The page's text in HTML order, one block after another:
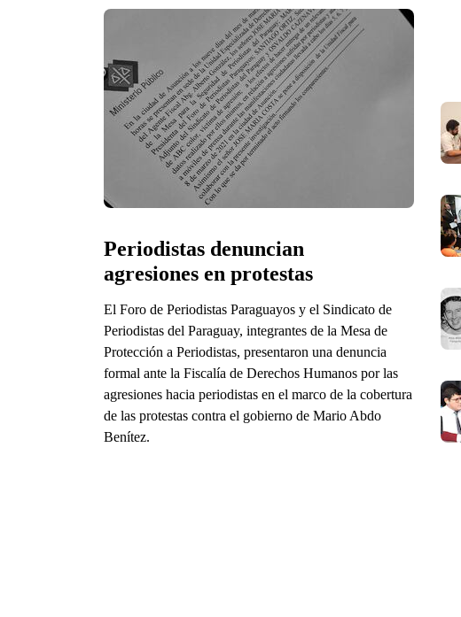
Periodistas denuncian
agresiones en protestas
El Foro de Periodistas Paraguayos y el Sindicato de
Periodistas del Paraguay, integrantes de la Mesa de
Protección a Periodistas, presentaron una denuncia
formal ante la Fiscalía de Derechos Humanos por las
agresiones hacia periodistas en el marco de la cobertura
de las protestas contra el gobierno de Mario Abdo
Benítez.